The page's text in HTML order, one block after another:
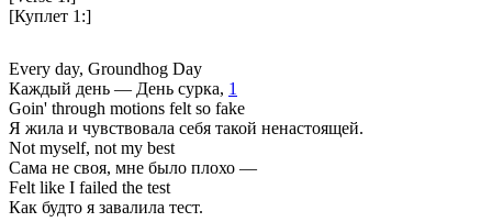
[Куплет 1:]
Every day, Groundhog Day
Каждый день — День сурка, 1
Goin' through motions felt so fake
Я жила и чувствовала себя такой ненастоящей.
Not myself, not my best
Сама не своя, мне было плохо —
Felt like I failed the test
Как будто я завалила тест.